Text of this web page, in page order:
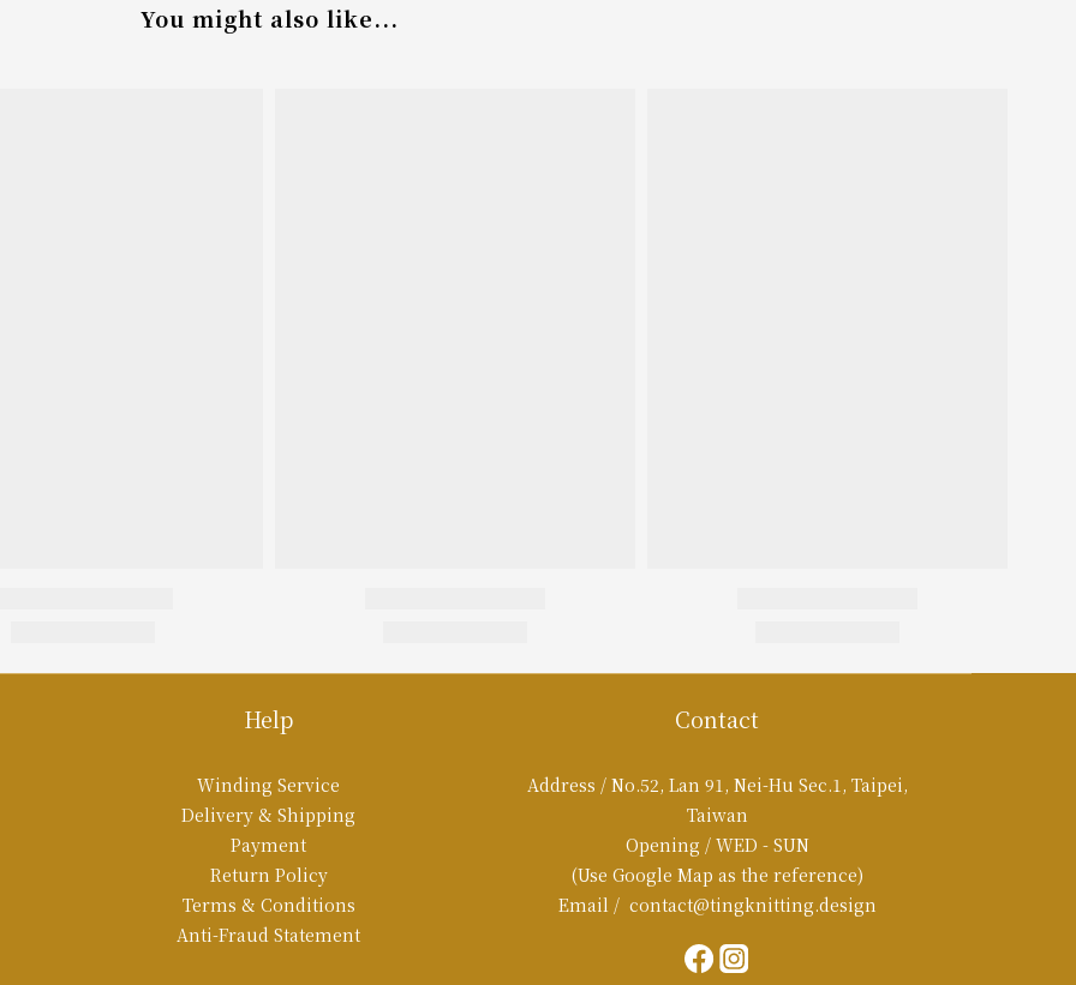
You might also like...
Help
Winding Service
Delivery & Shipping
Payment
Return Policy
Terms & Conditions
Anti-Fraud Statement
Contact
Address / No.52, Lan 91, Nei-Hu Sec.1, Taipei,
Taiwan
Opening / WED - SUN
(Use Google Map as the reference)
Email / contact@tingknitting.design